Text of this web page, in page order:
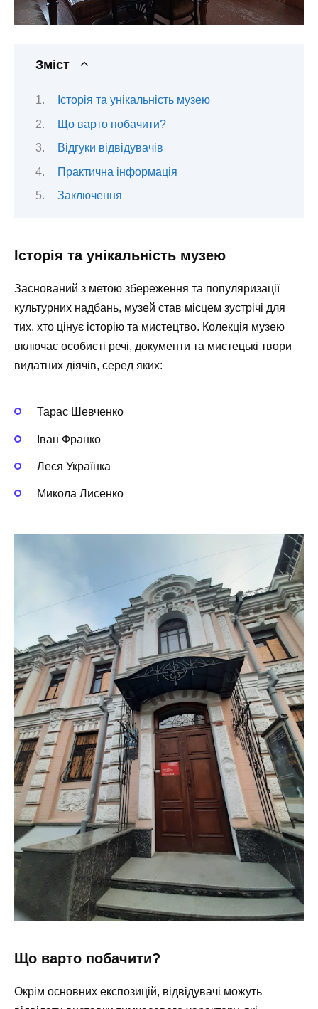
Зміст
Історія та унікальність музею
Що варто побачити?
Відгуки відвідувачів
Практична інформація
Заключення
Історія та унікальність музею
Заснований з метою збереження та популяризації
культурних надбань, музей став місцем зустрічі для
тих, хто цінує історію та мистецтво. Колекція музею
включає особисті речі, документи та мистецькі твори
видатних діячів, серед яких:
Тарас Шевченко
Іван Франко
Леся Українка
Микола Лисенко
Що варто побачити?
Окрім основних експозицій, відвідувачі можуть